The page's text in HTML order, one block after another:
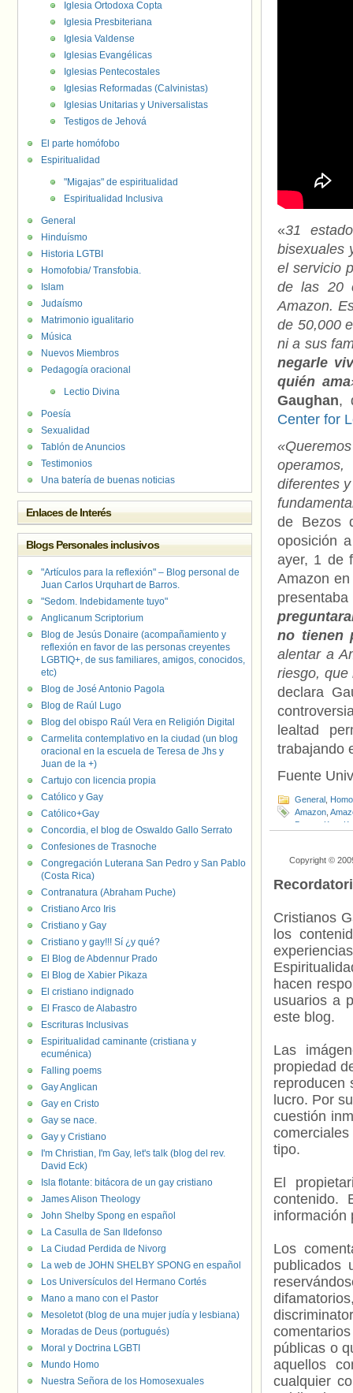
«31
bisexuales
el servicio
de las 20
Amazon.
de 50,000
ni a sus
negarle
quién ama
Gaughan,
Center for
diferentes
de Bezos
oposición
ayer, 1 de
Amazon
no tienen
alentar a
riesgo, que
declara
lealtad
trabajando
Fuente
General
Amazon
Bezos
Kate
Copyright ©
Cristianos
los
hacen
usuarios a
este blog.
Las
propiedad
reproducen
lucro. Por
cuestión
tipo.
El
contenido.
información
Los
publicados
públicas o
aquellos
cualquier
Iglesia Ortodoxa Copta
Iglesia Presbiteriana
Iglesia Valdense
Iglesias Evangélicas
Iglesias Pentecostales
Iglesias Reformadas (Calvinistas)
Iglesias Unitarias y Universalistas
Testigos de Jehová
El parte homófobo
Espiritualidad
"Migajas" de espiritualidad
Espiritualidad Inclusiva
General
Hinduísmo
Historia LGTBI
Homofobia/ Transfobia.
Islam
Judaísmo
Matrimonio igualitario
Música
Nuevos Miembros
Pedagogía oracional
Lectio Divina
Poesía
Sexualidad
Tablón de Anuncios
Testimonios
Una batería de buenas noticias
Enlaces de Interés
Blogs Personales inclusivos
"Artículos para la reflexión" – Blog personal de
Juan Carlos Urquhart de Barros.
"Sedom. Indebidamente tuyo"
Anglicanum Scriptorium
Blog de Jesús Donaire (acompañamiento y
reflexión en favor de las personas creyentes
LGBTIQ+, de sus familiares, amigos, conocidos,
etc)
Blog de José Antonio Pagola
Blog de Raúl Lugo
Blog del obispo Raúl Vera en Religión Digital
Carmelita contemplativo en la ciudad (un blog
oracional en la escuela de Teresa de Jhs y
Juan de la +)
Cartujo con licencia propia
Católico y Gay
Católico+Gay
Concordia, el blog de Oswaldo Gallo Serrato
Confesiones de Trasnoche
Congregación Luterana San Pedro y San Pablo
(Costa Rica)
Contranatura (Abraham Puche)
Cristiano Arco Iris
Cristiano y Gay
Cristiano y gay!!! Sí ¿y qué?
El Blog de Abdennur Prado
El Blog de Xabier Pikaza
El cristiano indignado
El Frasco de Alabastro
Escrituras Inclusivas
Espiritualidad caminante (cristiana y
ecuménica)
Falling poems
Gay Anglican
Gay en Cristo
Gay se nace.
Gay y Cristiano
I'm Christian, I'm Gay, let's talk (blog del rev.
David Eck)
Isla flotante: bitácora de un gay cristiano
James Alison Theology
John Shelby Spong en español
La Casulla de San Ildefonso
La Ciudad Perdida de Nivorg
La web de JOHN SHELBY SPONG en español
Los Universículos del Hermano Cortés
Mano a mano con el Pastor
Mesoletot (blog de una mujer judía y lesbiana)
Moradas de Deus (portugués)
Moral y Doctrina LGBTI
Mundo Homo
Nuestra Señora de los Homosexuales